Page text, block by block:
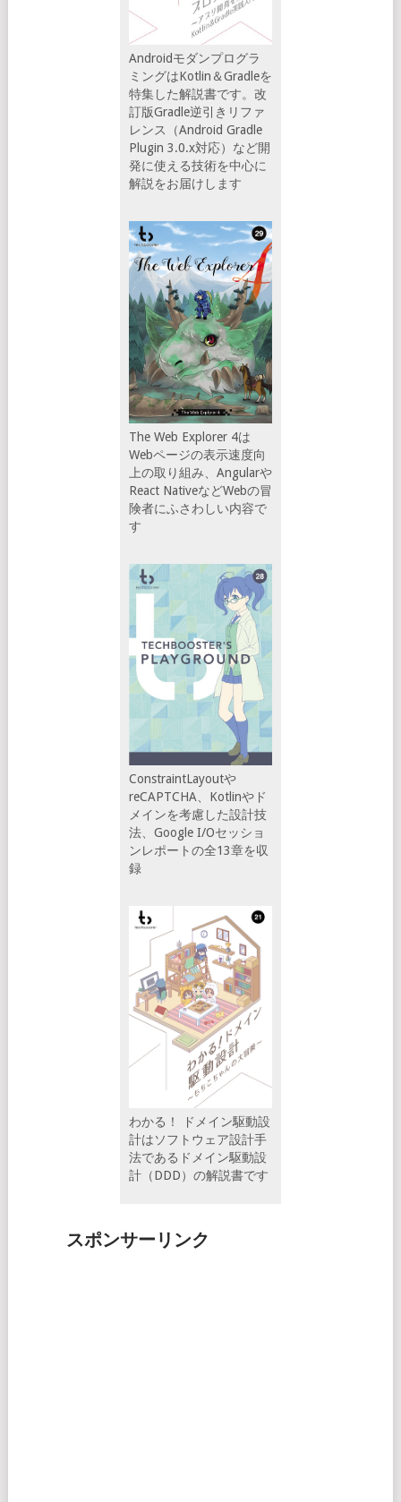
Androidモダンプログラ
ミングはKotlin＆Gradleを
特集した解説書です。改
訂版Gradle逆引きリファ
レンス（Android Gradle
Plugin 3.0.x対応）など開
発に使える技術を中心に
解説をお届けします
The Web Explorer 4は
Webページの表示速度向
上の取り組み、Angularや
React NativeなどWebの冒
険者にふさわしい内容で
す
ConstraintLayoutや
reCAPTCHA、Kotlinやド
メインを考慮した設計技
法、Google I/Oセッショ
ンレポートの全13章を収
録
わかる！ ドメイン駆動設
計はソフトウェア設計手
法であるドメイン駆動設
計（DDD）の解説書です
スポンサーリンク